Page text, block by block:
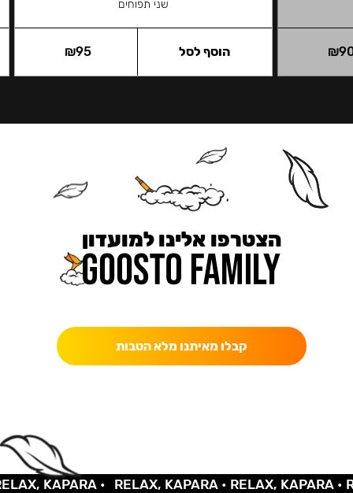
₪
שני תפוחים
₪95 הוסף לסל
הצטרפו אלינו למועדון
קבלו מאיתנו מלא הטבות
KAPARA • RELAX, KAPARA •RELAX, KAPARA •